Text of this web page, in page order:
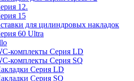
12.
15
для цилиндровых накладок
60 Ultra
комплекты Серия LD
комплекты Серия SQ
Серия LD
Серия SQ